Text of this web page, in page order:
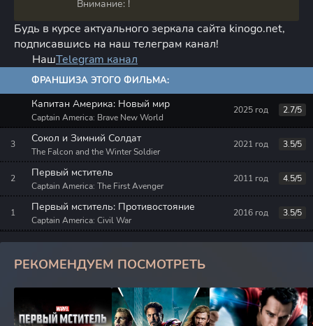
Внимание: !
Будь в курсе актуального зеркала сайта kinogo.net,
подписавшись на наш телеграм канал!
НашTelegram канал
ФРАНШИЗА ЭТОГО ФИЛЬМА:
Первый мститель: Противостояние
Captain America: Civil War
2016 год 3.5/5
Первый мститель
Captain America: The First Avenger
2011 год 4.5/5
Сокол и Зимний Солдат
The Falcon and the Winter Soldier
2021 год 3.5/5
Капитан Америка: Новый мир
Captain America: Brave New World
2025 год 2.7/5
РЕКОМЕНДУЕМ ПОСМОТРЕТЬ